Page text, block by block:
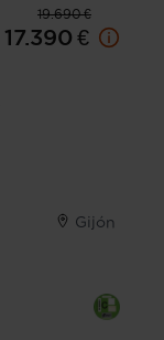
19.690 €
17.390 €
Gijón